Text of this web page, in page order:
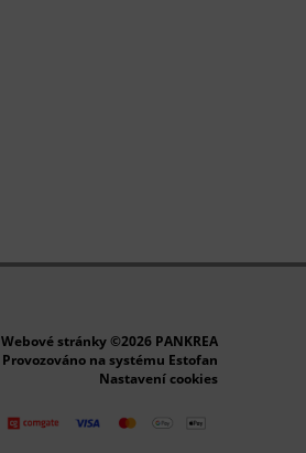
Webové stránky ©2026 PANKREA
Provozováno na systému Estofan
Nastavení cookies